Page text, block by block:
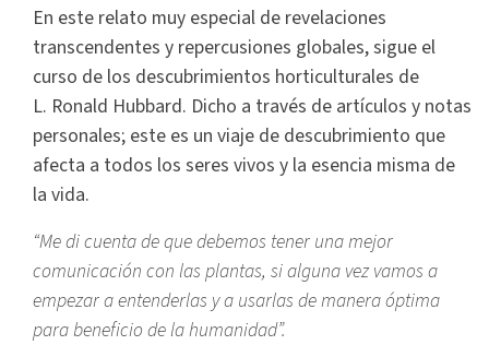
En este relato muy especial de revelaciones
transcendentes y repercusiones globales, sigue el
curso de los descubrimientos horticulturales de
L. Ronald Hubbard. Dicho a través de artículos y notas
personales; este es un viaje de descubrimiento que
afecta a todos los seres vivos y la esencia misma de
la vida.
“Me di cuenta de que debemos tener una mejor
comunicación con las plantas, si alguna vez vamos a
empezar a entenderlas y a usarlas de manera óptima
para beneficio de la humanidad”.